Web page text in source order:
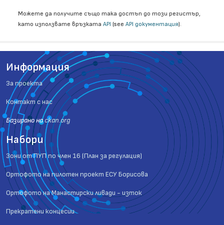
Можете да получите също така достъп до този регистър,
като използвате връзката API (see API документация).
Информация
За проекта
Контакт с нас
Базиранo наckan.org
Набори
Зони от ПУП по член 16 (План за регулация)
Ортофото на пилотен проект ЕСУ Борисова
Ортофото на Манастирски ливади - изток
Прекратени концесии